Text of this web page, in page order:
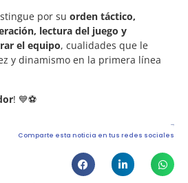
por su orden táctico,
lectura del juego y
el equipo, cualidades que le
y dinamismo en la primera línea
! 💙⚽
Comparte esta noticia en tus redes sociales